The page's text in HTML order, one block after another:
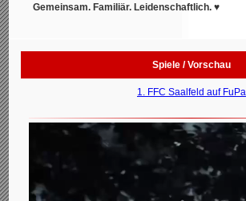
Gemeinsam. Familiär. Leidenschaftlich.♥️
Spiele / Vorschau
1. FFC Saalfeld auf FuPa